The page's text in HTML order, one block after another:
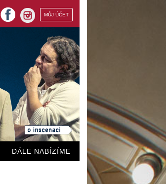
MŮJ ÚČET
instagram
facebook
DÁLE NABÍZÍME